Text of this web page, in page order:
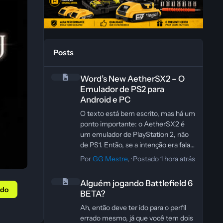
Posts
Word’s New AetherSX2 – O
Emulador de PS2 para
Android e PC
O texto está bem escrito, mas há um
ponto importante: o AetherSX2 é
um emulador de PlayStation 2, não
de PS1. Então, se a intenção era falar
de jogos clássicos de PS2, vale
Uma versão revisada e mais precisa
ficaria assim: “O AetherSX2 é um
emulador popular que permite rodar
jogos clássicos de PlayStation 2
PorGG Mestre, ·Postado1 hora atrás
Alguém jogando Battlefield 6
BETA?
Ah, então deve ter ido para o perfil
errado mesmo, já que você tem dois